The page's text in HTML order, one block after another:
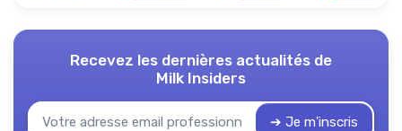
Recevez les dernières actualités de
Milk Insiders
➔ Je m'inscris